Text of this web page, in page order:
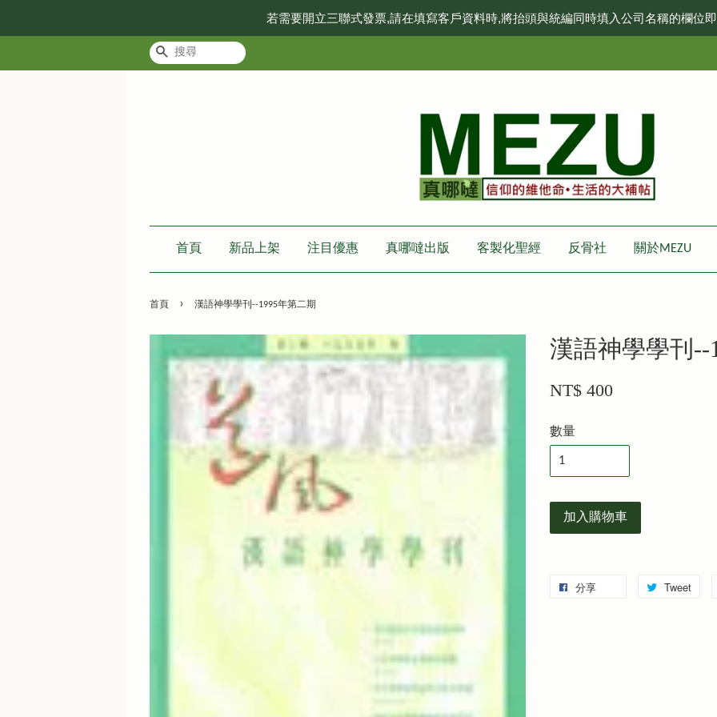
若需要開立三聯式發票,請在填寫客戶資料時,將抬頭與統編同時填入公司名稱的欄位
搜尋
首頁 新品上架 注目優惠 真哪噠出版 客製化聖經 反骨社 關於MEZU
首頁 › 漢語神學學刊--1995年第二期
漢語神學學刊--
NT$ 400
數量
加入購物車
分享 Tweet